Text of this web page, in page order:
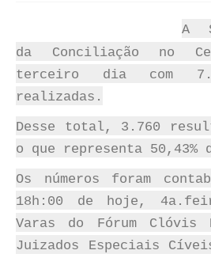
A
da Conciliação no
terceiro dia com
realizadas.
Desse total, 3.760
o que representa 50,43%
Os números foram
18h:00 de hoje,
Varas do Fórum Clóvis
Juizados Especiais